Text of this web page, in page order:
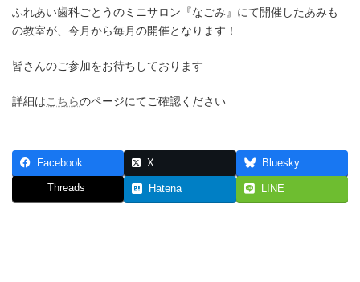
ふれあい歯科ごとうのミニサロン『なごみ』にて開催したあみも
の教室が、今月から毎月の開催となります！
皆さんのご参加をお待ちしております
詳細はこちらのページにてご確認ください
Facebook X Bluesky
Threads Hatena LINE